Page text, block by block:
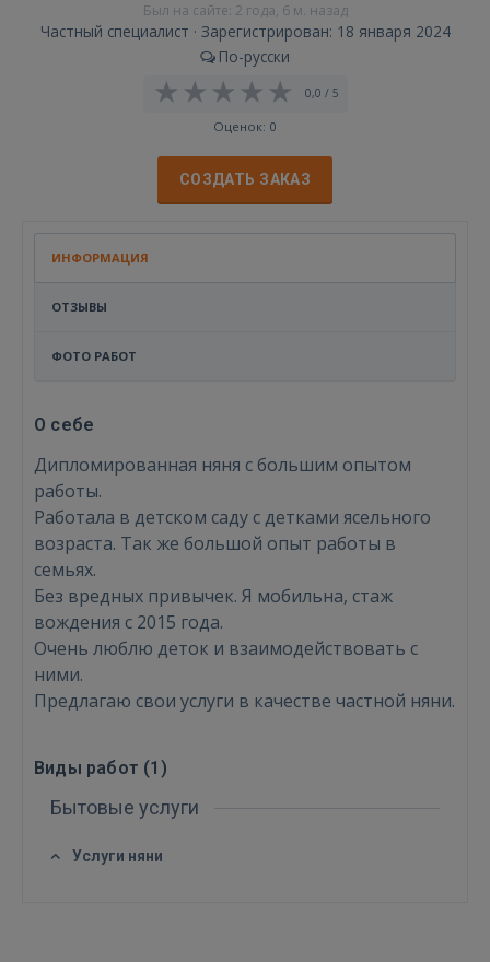
Был на сайте: 2 года, 6 м. назад
Частный специалист · Зарегистрирован: 18 января 2024
По-русски
0,0 / 5
Оценок: 0
СОЗДАТЬ ЗАКАЗ
ИНФОРМАЦИЯ
ОТЗЫВЫ
ФОТО РАБОТ
О себе
Дипломированная няня с большим опытом
работы.
Работала в детском саду с детками ясельного
возраста. Так же большой опыт работы в
семьях.
Без вредных привычек. Я мобильна, стаж
вождения с 2015 года.
Очень люблю деток и взаимодействовать с
ними.
Предлагаю свои услуги в качестве частной няни.
Виды работ (1 )
Бытовые услуги
Услуги няни